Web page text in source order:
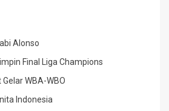
Alonso
Final Liga Champions
WBA-WBO
Indonesia